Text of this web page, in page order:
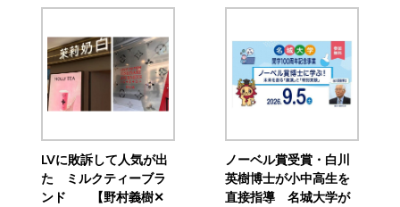
LVに敗訴して人気が出
た ミルクティーブラ
ンド 【野村義樹✕
ノーベル賞受賞・白川
英樹博士が小中高生を
直接指導 名城大学が